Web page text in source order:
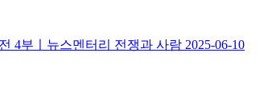
4부ㅣ뉴스멘터리 전쟁과 사람 2025-06-10